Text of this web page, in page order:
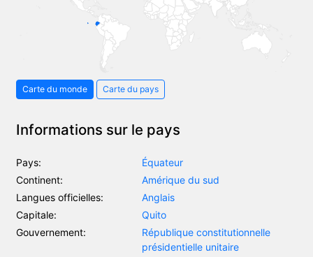
Carte du monde Carte du pays
Informations sur le pays
Pays:
Équateur
Continent:
Amérique du sud
Langues officielles:
Anglais
Capitale:
Quito
Gouvernement:
République constitutionnelle
présidentielle unitaire